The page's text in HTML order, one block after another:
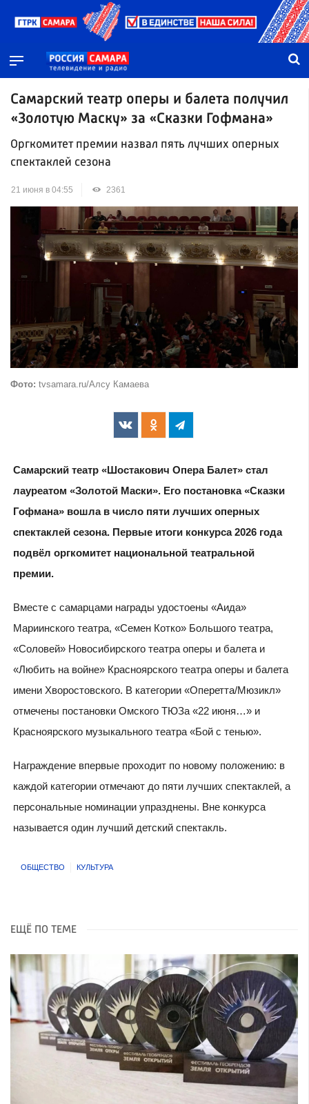
Самарский театр оперы и балета получил
«Золотую Маску» за «Сказки Гофмана»
Оргкомитет премии назвал пять лучших оперных
спектаклей сезона
21 июня в 04:55 2361
Фото: tvsamara.ru/Алсу Камаева
Самарский театр «Шостакович Опера Балет» стал
лауреатом «Золотой Маски». Его постановка «Сказки
Гофмана» вошла в число пяти лучших оперных
спектаклей сезона. Первые итоги конкурса 2026 года
подвёл оргкомитет национальной театральной
премии.
Вместе с самарцами награды удостоены «Аида»
Мариинского театра, «Семен Котко» Большого театра,
«Соловей» Новосибирского театра оперы и балета и
«Любить на войне» Красноярского театра оперы и балета
имени Хворостовского. В категории «Оперетта/Мюзикл»
отмечены постановки Омского ТЮЗа «22 июня…» и
Красноярского музыкального театра «Бой с тенью».
Награждение впервые проходит по новому положению: в
каждой категории отмечают до пяти лучших спектаклей, а
персональные номинации упразднены. Вне конкурса
называется один лучший детский спектакль.
ОБЩЕСТВО КУЛЬТУРА
ЕЩЁ ПО ТЕМЕ